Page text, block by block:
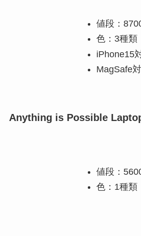
値段：
色：3種類
iPhone15
MagSafe
Anything is Possible
値段：
色：1種類